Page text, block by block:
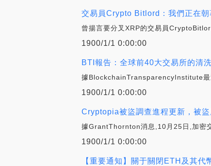
交易員Crypto Bitlord：我們正在
曾揚言要分叉XRP的交易員
1900/1/1 0:00:00
BTI報告：全球前40大交易所的清
據BlockchainTransparencyInstitute最
1900/1/1 0:00:00
Cryptopia被盜調查進程更新，被
據GrantThornton消息,10月25日,加密
1900/1/1 0:00:00
【重要通知】關于關閉ETH及其代